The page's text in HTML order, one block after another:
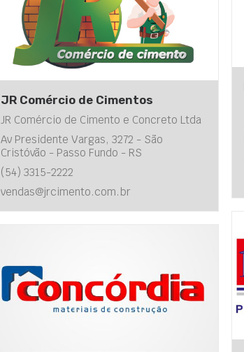
JR Comércio de Cimentos
JR Comércio de Cimento e Concreto Ltda
Av Presidente Vargas, 3272 - São
Cristóvão - Passo Fundo - RS
(54) 3315-2222
vendas@jrcimento.com.br